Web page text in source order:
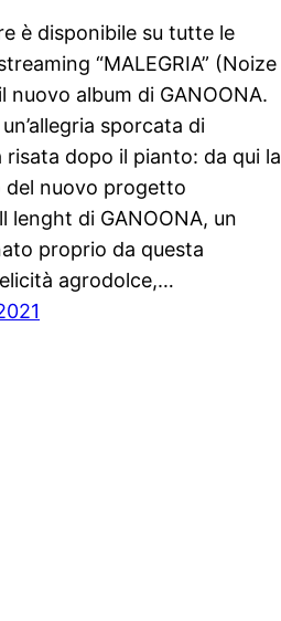
è disponibile su tutte le
“MALEGRIA” (Noize
nuovo album di GANOONA.
sporcata di
risata dopo il pianto: da qui la
del nuovo progetto
lenght di GANOONA, un
proprio da questa
agrodolce,…